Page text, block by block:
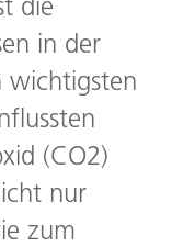
in der
wichtigsten
(CO2)
nur
zum